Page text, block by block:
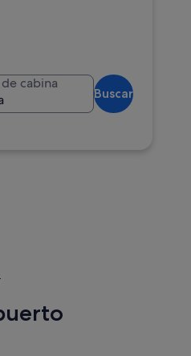
cabina
Buscar